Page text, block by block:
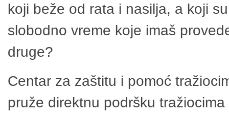
koji beže od rata i nasilja, a koji
slobodno vreme koje imaš
druge?
Centar za zaštitu i pomoć
pruže direktnu podršku